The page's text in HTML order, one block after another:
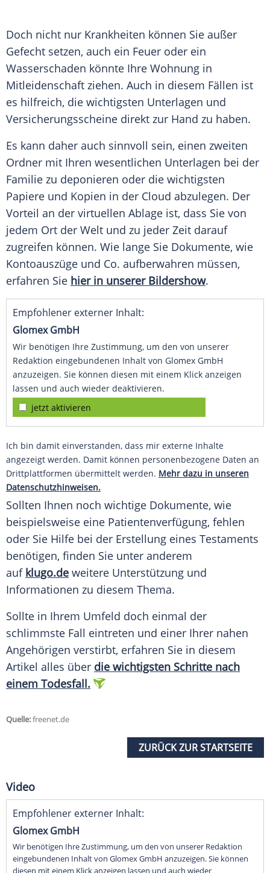
Doch nicht nur Krankheiten können Sie außer
Gefecht setzen, auch ein Feuer oder ein
Wasserschaden könnte Ihre Wohnung in
Mitleidenschaft ziehen. Auch in diesem Fällen ist
es hilfreich, die wichtigsten Unterlagen und
Versicherungsscheine direkt zur Hand zu haben.
Es kann daher auch sinnvoll sein, einen zweiten
Ordner mit Ihren wesentlichen Unterlagen bei der
Familie zu deponieren oder die wichtigsten
Papiere und Kopien in der Cloud abzulegen. Der
Vorteil an der virtuellen Ablage ist, dass Sie von
jedem Ort der Welt und zu jeder Zeit darauf
zugreifen können. Wie lange Sie Dokumente, wie
Kontoauszüge und Co. aufberwahren müssen,
erfahren Sie hier in unserer Bildershow.
Empfohlener externer Inhalt:
Glomex GmbH
Wir benötigen Ihre Zustimmung, um den von unserer
Redaktion eingebundenen Inhalt von Glomex GmbH
anzuzeigen. Sie können diesen mit einem Klick anzeigen
lassen und auch wieder deaktivieren.
jetzt aktivieren
Ich bin damit einverstanden, dass mir externe Inhalte
angezeigt werden. Damit können personenbezogene Daten an
Drittplattformen übermittelt werden. Mehr dazu in unseren
Datenschutzhinweisen.
Sollten Ihnen noch wichtige Dokumente, wie
beispielsweise eine Patientenverfügung, fehlen
oder Sie Hilfe bei der Erstellung eines Testaments
benötigen, finden Sie unter anderem
auf klugo.de weitere Unterstützung und
Informationen zu diesem Thema.
Sollte in Ihrem Umfeld doch einmal der
schlimmste Fall eintreten und einer Ihrer nahen
Angehörigen verstirbt, erfahren Sie in diesem
Artikel alles über die wichtigsten Schritte nach
einem Todesfall.
Quelle:freenet.de
ZURÜCK ZUR STARTSEITE
Video
Empfohlener externer Inhalt:
Glomex GmbH
Wir benötigen Ihre Zustimmung, um den von unserer Redaktion
eingebundenen Inhalt von Glomex GmbH anzuzeigen. Sie können
diesen mit einem Klick anzeigen lassen und auch wieder